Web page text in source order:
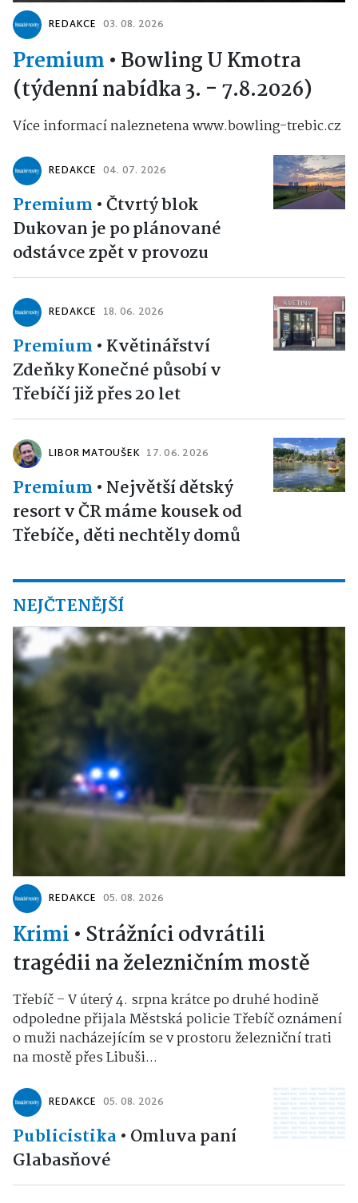
REDAKCE 03. 08. 2026
Premium • Bowling U Kmotra
(týdenní nabídka 3. - 7.8.2026)
Více informací naleznetena www.bowling-trebic.cz
REDAKCE 04. 07. 2026
Premium •Čtvrtý blok
Dukovan je po plánované
odstávce zpět v provozu
REDAKCE 18. 06. 2026
Premium • Květinářství
Zdeňky Konečné působí v
Třebíčí již přes 20 let
LIBOR MATOUŠEK 17. 06. 2026
Premium • Největší dětský
resort v ČR máme kousek od
Třebíče, děti nechtěly domů
NEJČTENĚJŠÍ
REDAKCE 05. 08. 2026
Krimi • Strážníci odvrátili
tragédii na železničním mostě
Třebíč – V úterý 4. srpna krátce po druhé hodině
odpoledne přijala Městská policie Třebíč oznámení
o muži nacházejícím se v prostoru železniční trati
na mostě přes Libuši...
REDAKCE 05. 08. 2026
Publicistika• Omluva paní
Glabasňové